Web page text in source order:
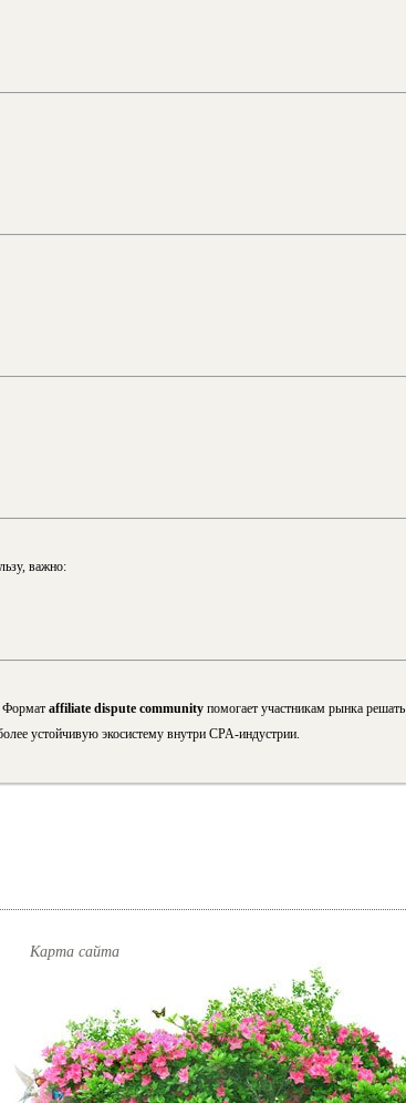
важно:
Формат affiliate dispute communityпомогает участникам рынка решать
устойчивую экосистему внутри CPA-индустрии.
Карта сайта